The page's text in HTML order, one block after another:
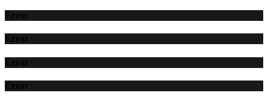
Error
Error
Error
Error